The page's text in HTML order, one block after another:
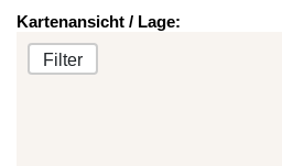
Kartenansicht / Lage:
Filter